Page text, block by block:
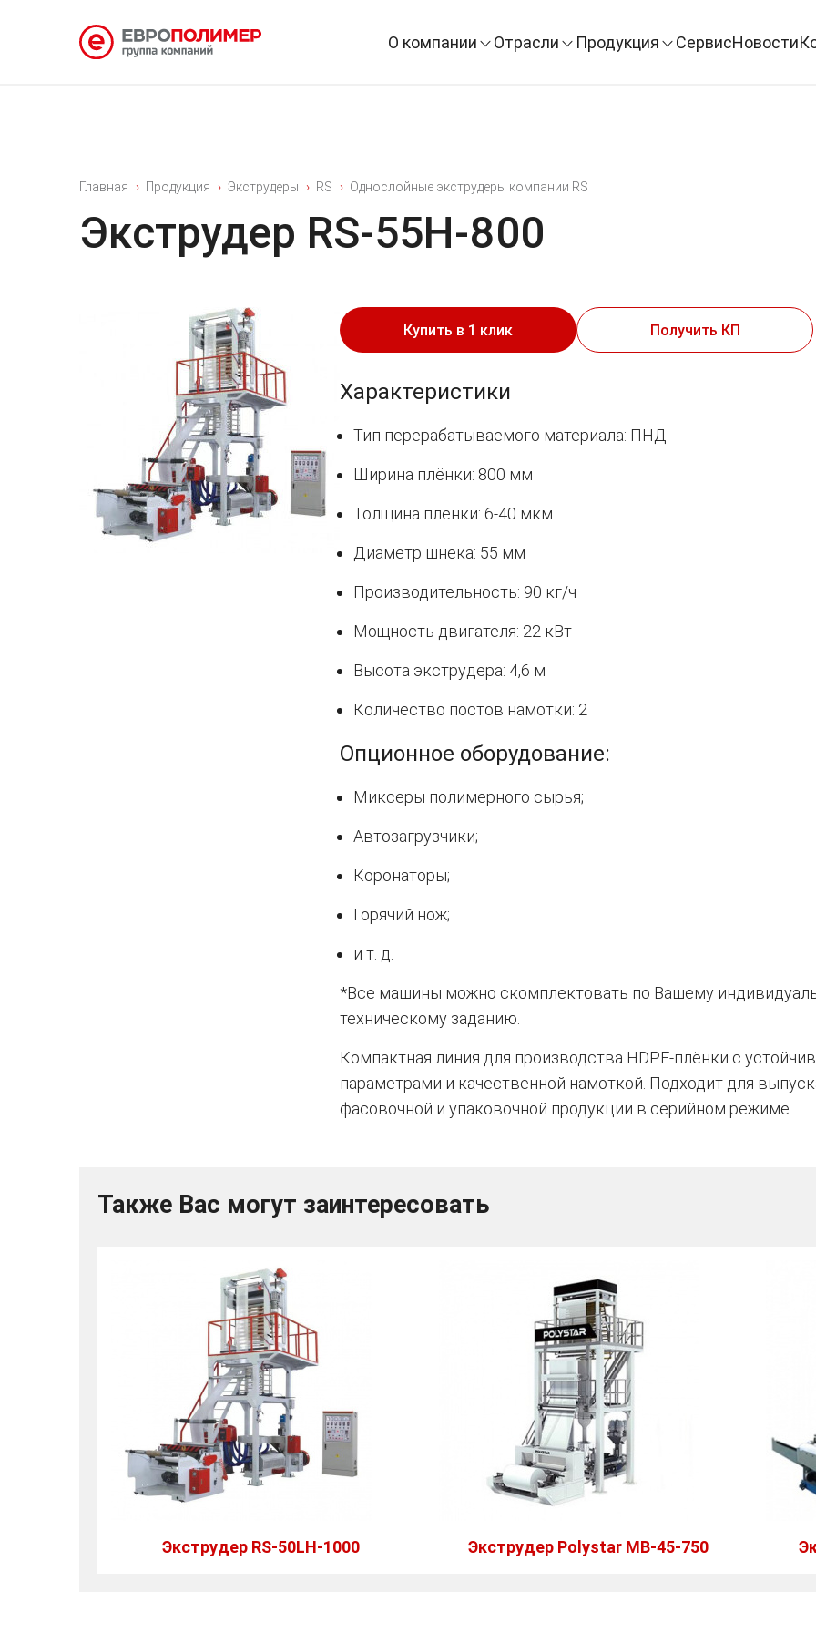
О компании Отрасли Продукция СервисНовости
Главная Продукция Экструдеры RS Однослойные экструдеры компании RS
Экструдер RS-55H-800
Купить в 1 клик Получить КП
Характеристики
Тип перерабатываемого материала: ПНД
Ширина плёнки: 800 мм
Толщина плёнки: 6-40 мкм
Диаметр шнека: 55 мм
Производительность: 90 кг/ч
Мощность двигателя: 22 кВт
Высота экструдера: 4,6 м
Количество постов намотки: 2
Опционное оборудование:
Миксеры полимерного сырья;
Автозагрузчики;
Коронаторы;
Горячий нож;
и т. д.
*Все машины можно скомплектовать по Вашему
техническому заданию.
Компактная линия для производства HDPE-плёнки с
параметрами и качественной намоткой. Подходит для
фасовочной и упаковочной продукции в серийном режиме.
Также Вас могут заинтересовать
Экструдер RS-50LH-1000 Экструдер Polystar MB-45-750